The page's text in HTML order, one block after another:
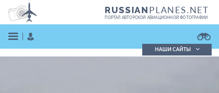
RUSSIANPLANES.NET
ПОРТАЛ АВТОРСКОЙ АВИАЦИОННОЙ ФОТОГРАФИИ
НАШИ САЙТЫ